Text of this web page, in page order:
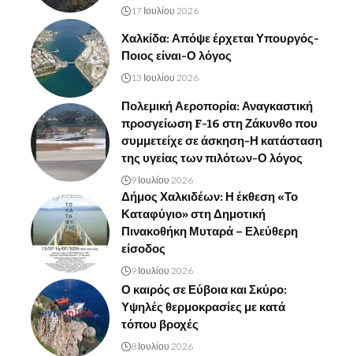
17 Ιουλίου 2026
Χαλκίδα: Απόψε έρχεται Υπουργός-
Ποιος είναι-Ο λόγος
13 Ιουλίου 2026
Πολεμική Αεροπορία: Αναγκαστική
προσγείωση F-16 στη Ζάκυνθο που
συμμετείχε σε άσκηση-Η κατάσταση
της υγείας των πιλότων-Ο λόγος
9 Ιουλίου 2026
Δήμος Χαλκιδέων: Η έκθεση «Το
Καταφύγιο» στη Δημοτική
Πινακοθήκη Μυταρά – Ελεύθερη
είσοδος
9 Ιουλίου 2026
Ο καιρός σε Εύβοια και Σκύρο:
Υψηλές θερμοκρασίες με κατά
τόπου βροχές
8 Ιουλίου 2026